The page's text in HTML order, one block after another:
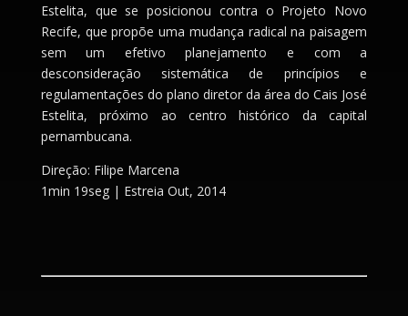
Estelita, que se posicionou contra o Projeto Novo
Recife, que propõe uma mudança radical na paisagem
sem um efetivo planejamento e com a
desconsideração sistemática de princípios e
regulamentações do plano diretor da área do Cais José
Estelita, próximo ao centro histórico da capital
pernambucana.
Direção: Filipe Marcena
1min 19seg | Estreia Out, 2014